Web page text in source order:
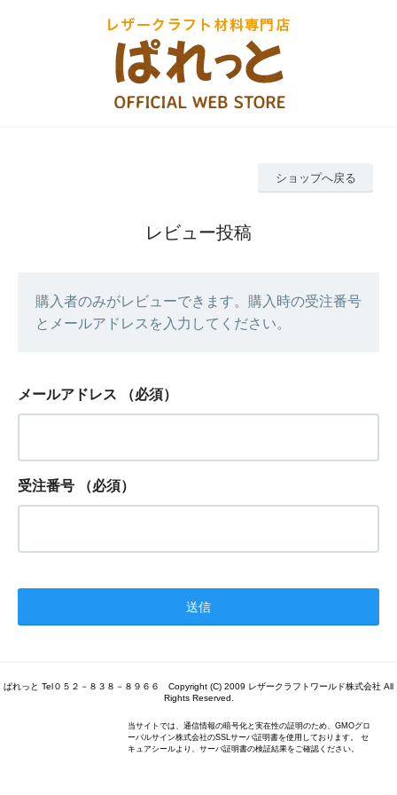
ショップへ戻る
レビュー投稿
購入者のみがレビューできます。購入時の受注番号
とメールアドレスを入力してください。
メールアドレス （必須）
受注番号 （必須）
ぱれっと Tel０５２－８３８－８９６６ Copyright (C) 2009 レザークラフトワールド株式会社 All
Rights Reserved.
当サイトでは、通信情報の暗号化と実在性の証明のため、GMOグロ
ーバルサイン株式会社のSSLサーバ証明書を使用しております。 セ
キュアシールより、サーバ証明書の検証結果をご確認ください。